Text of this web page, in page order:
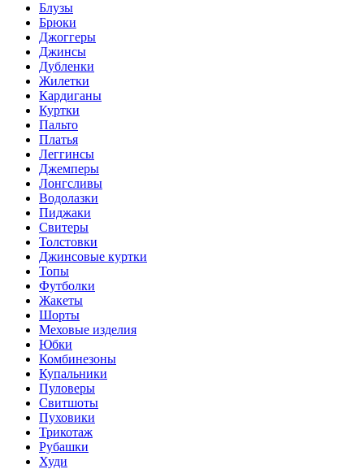
Блузы
Брюки
Джоггеры
Джинсы
Дубленки
Жилетки
Кардиганы
Куртки
Пальто
Платья
Леггинсы
Джемперы
Лонгсливы
Водолазки
Пиджаки
Свитеры
Толстовки
Джинсовые куртки
Топы
Футболки
Жакеты
Шорты
Меховые изделия
Юбки
Комбинезоны
Купальники
Пуловеры
Свитшоты
Пуховики
Трикотаж
Рубашки
Худи